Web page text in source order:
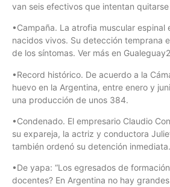
van seis efectivos que intentan
•Campaña. La atrofia muscular
nacidos vivos. Su detección temprana
de los síntomas. Ver más en
•Record histórico. De acuerdo a la
huevo en la Argentina, entre enero y
una producción de unos 384.
•Condenado. El empresario Claudio
su expareja, la actriz y conductora
también ordenó su detención inmediata.
•De yapa: “Los egresados de
docentes? En Argentina no hay